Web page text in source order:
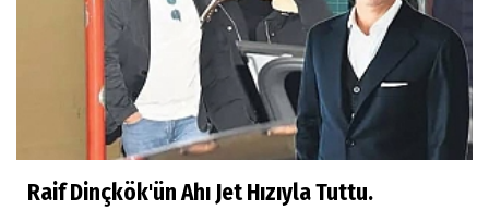
Raif Dinçkök'ün Ahı Jet Hızıyla Tuttu.